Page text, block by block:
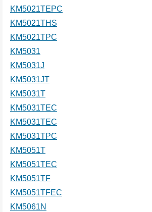
KM5021TEPC
KM5021THS
KM5021TPC
KM5031
KM5031J
KM5031JT
KM5031T
KM5031TEC
KM5031TEC
KM5031TPC
KM5051T
KM5051TEC
KM5051TF
KM5051TFEC
KM5061N